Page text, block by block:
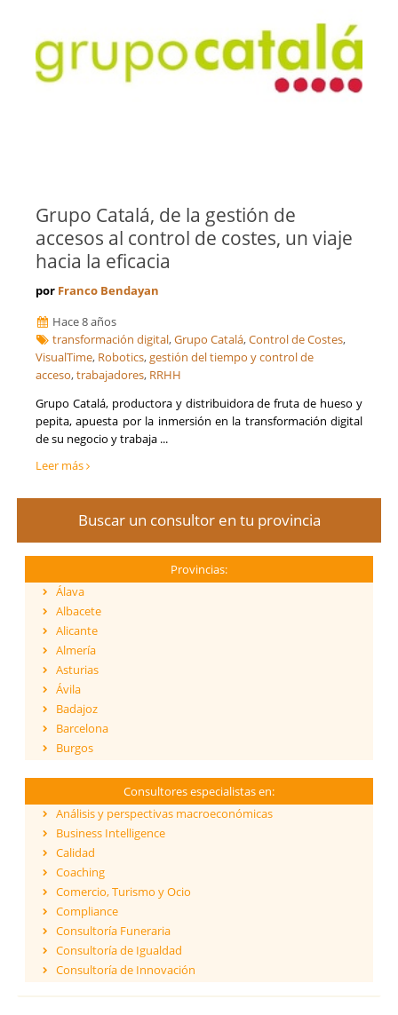
Grupo Catalá, de la gestión de
accesos al control de costes, un viaje
hacia la eficacia
por Franco Bendayan
Hace 8 años
transformación digital,Grupo Catalá,Control de Costes,
VisualTime, Robotics,gestión del tiempo y control de
acceso,trabajadores, RRHH
Grupo Catalá, productora y distribuidora de fruta de hueso y
pepita, apuesta por la inmersión en la transformación digital
de su negocio y trabaja ...
Leer más
Buscar un consultor en tu provincia
Provincias:
Álava
Albacete
Alicante
Almería
Asturias
Ávila
Badajoz
Barcelona
Burgos
Cantabria
Castellón
Ceuta
Ciudad Real
Córdoba
Cuenca
Girona
Granada
Guadalajara
Consultores especialistas en:
Análisis y perspectivas macroeconómicas
Business Intelligence
Calidad
Coaching
Comercio, Turismo y Ocio
Compliance
Consultoría Funeraria
Consultoría de Igualdad
Consultoría de Innovación